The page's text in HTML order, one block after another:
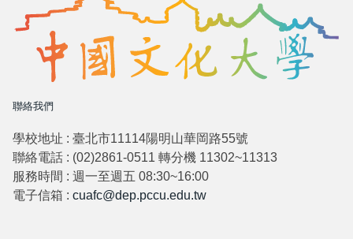
聯絡我們
學校地址 : 臺北市11114陽明山華岡路55號
聯絡電話 : (02)2861-0511 轉分機 11302~11313
服務時間 : 週一至週五 08:30~16:00
電子信箱 : cuafc@dep.pccu.edu.tw